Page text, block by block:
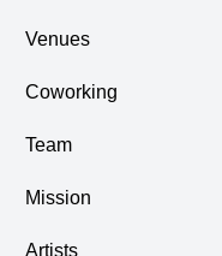
Venues
Coworking
Team
Mission
Artists